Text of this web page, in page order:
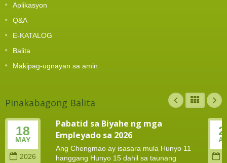
Aplikasyon
Q&A
E-KATALOG
Balita
Makipag-ugnayan sa amin
Pinakabagong Balita
18
MAY
2026
Pabatid sa Biyahe ng mga
Empleyado sa 2026
Ang Chengmao ay isasara mula Hunyo 11
hanggang Hunyo 15 dahil sa taunang